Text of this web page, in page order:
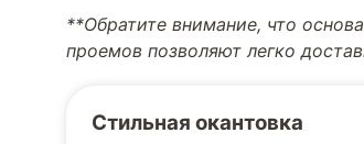
**Обратите внимание, что
проемов позволяют легко
Стильная окантовка